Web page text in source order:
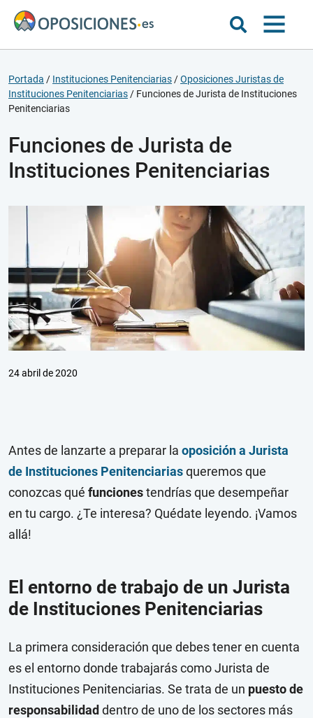
Portada / Instituciones Penitenciarias /Oposiciones Juristas de
Instituciones Penitenciarias / Funciones de Jurista de Instituciones
Penitenciarias
Funciones de Jurista de
Instituciones Penitenciarias
24 abril de 2020
Antes de lanzarte a preparar la oposición a Jurista
de Instituciones Penitenciariasqueremos que
conozcas qué funcionestendrías que desempeñar
en tu cargo. ¿Te interesa? Quédate leyendo. ¡Vamos
allá!
El entorno de trabajo de un Jurista
de Instituciones Penitenciarias
La primera consideración que debes tener en cuenta
es el entorno donde trabajarás como Jurista de
Instituciones Penitenciarias. Se trata de un puesto de
responsabilidaddentro de uno de los sectores más